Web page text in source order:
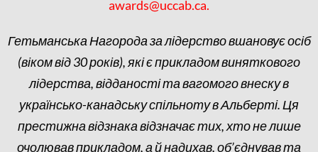
awards@uccab.ca.
Гетьманська Нагорода за лідерство вшановує осіб
(віком від 30 років), які є прикладом виняткового
лідерства, відданості та вагомого внеску в
українсько-канадську спільноту в Альберті. Ця
престижна відзнака відзначає тих, хто не лише
очолював прикладом, а й надихав, об’єднував та